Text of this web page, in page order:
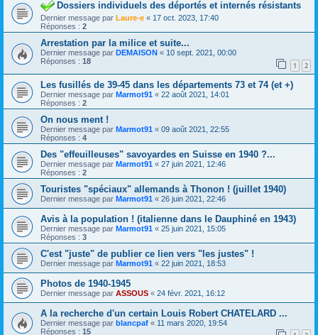
Dossiers individuels des déportés et internés résistants
Dernier message par Laure-e « 17 oct. 2023, 17:40
Réponses : 2
Arrestation par la milice et suite...
Dernier message par DEMAISON « 10 sept. 2021, 00:00
Réponses : 18 1 2
Les fusillés de 39-45 dans les départements 73 et 74 (et +)
Dernier message par Marmot91 « 22 août 2021, 14:01
Réponses : 2
On nous ment !
Dernier message par Marmot91 « 09 août 2021, 22:55
Réponses : 4
Des "effeuilleuses" savoyardes en Suisse en 1940 ?...
Dernier message par Marmot91 « 27 juin 2021, 12:46
Réponses : 2
Touristes "spéciaux" allemands à Thonon ! (juillet 1940)
Dernier message par Marmot91 « 26 juin 2021, 22:46
Avis à la population ! (italienne dans le Dauphiné en 1943)
Dernier message par Marmot91 « 25 juin 2021, 15:05
Réponses : 3
C'est "juste" de publier ce lien vers "les justes" !
Dernier message par Marmot91 « 22 juin 2021, 18:53
Photos de 1940-1945
Dernier message par ASSOUS « 24 févr. 2021, 16:12
A la recherche d'un certain Louis Robert CHATELARD ...
Dernier message par blancpaf « 11 mars 2020, 19:54
Réponses : 15